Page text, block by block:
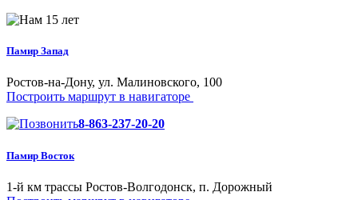
Памир Запад
Ростов-на-Дону, ул. Малиновского, 100
Построить маршрут в навигаторе
8-863-237-20-20
Памир Восток
1-й км трассы Ростов-Волгодонск, п. Дорожный